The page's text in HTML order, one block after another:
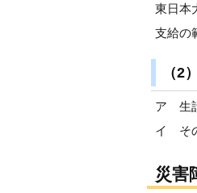
東日本
支給の
（2
ア 生
イ そ
災害